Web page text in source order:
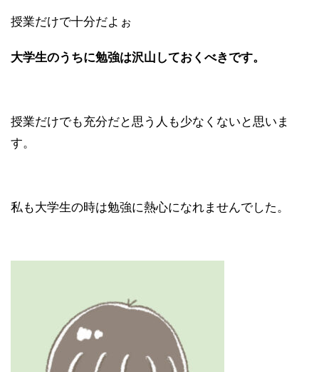
授業だけで十分だよぉ
大学生のうちに勉強は沢山しておくべきです。
授業だけでも充分だと思う人も少なくないと思いま
す。
私も大学生の時は勉強に熱心になれませんでした。